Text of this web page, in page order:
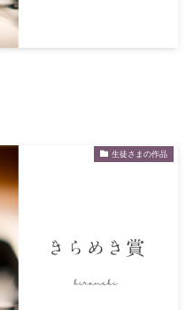
生徒さまの作品